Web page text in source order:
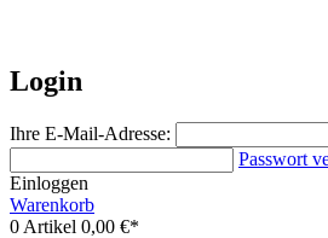
Login
Ihre E-Mail-Adresse:
Passwort
Einloggen
Warenkorb
0 Artikel 0,00 €*